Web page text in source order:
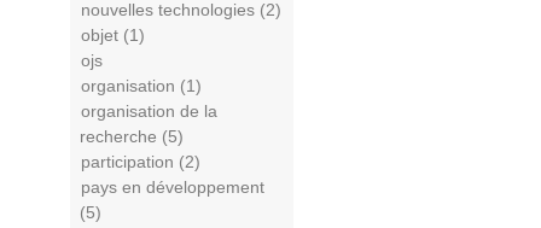
nouvelles technologies (2)
objet (1)
ojs
organisation (1)
organisation de la
recherche (5)
participation (2)
pays en développement
(5)